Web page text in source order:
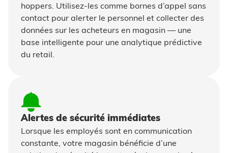
hoppers. Utilisez-les comme bornes d’appel sans
contact pour alerter le personnel et collecter des
données sur les acheteurs en magasin — une
base intelligente pour une analytique prédictive
du retail.
Alertes de sécurité immédiates
Lorsque les employés sont en communication
constante, votre magasin bénéficie d’une